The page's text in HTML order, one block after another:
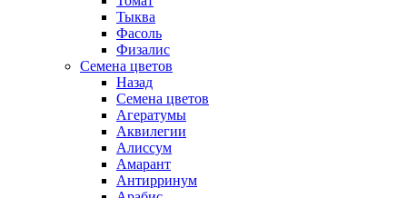
Тыква
Фасоль
Физалис
Семена цветов
Назад
Семена цветов
Агератумы
Аквилегии
Алиссум
Амарант
Антирринум